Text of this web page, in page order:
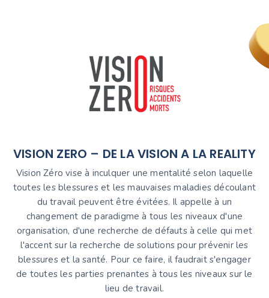
VISION ZERO – DE LA VISION A LA REALITY
Vision Zéro vise à inculquer une mentalité selon laquelle
toutes les blessures et les mauvaises maladies découlant
du travail peuvent être évitées. Il appelle à un
changement de paradigme à tous les niveaux d'une
organisation, d'une recherche de défauts à celle qui met
l'accent sur la recherche de solutions pour prévenir les
blessures et la santé. Pour ce faire, il faudrait s'engager
de toutes les parties prenantes à tous les niveaux sur le
lieu de travail.